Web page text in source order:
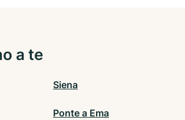
a te
Siena
Ponte a Ema